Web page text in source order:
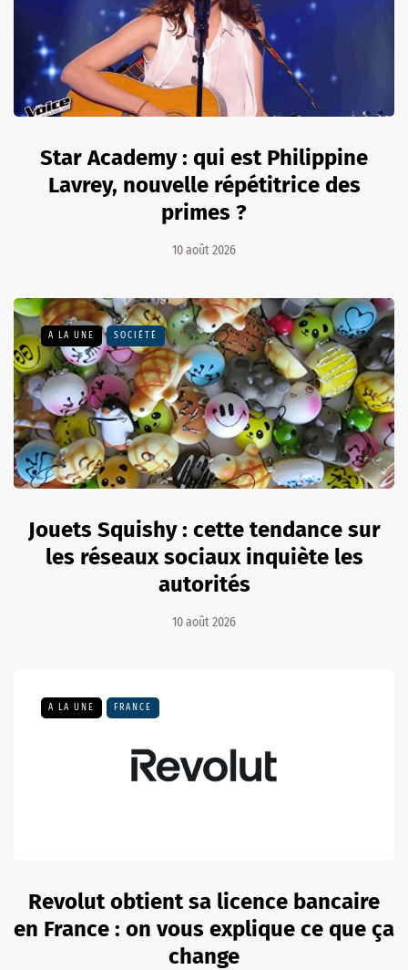
Star Academy : qui est Philippine
Lavrey, nouvelle répétitrice des
primes ?
10 août 2026
A LA UNE SOCIÉTÉ
Jouets Squishy : cette tendance sur
les réseaux sociaux inquiète les
autorités
10 août 2026
A LA UNE FRANCE
Revolut obtient sa licence bancaire
en France : on vous explique ce que ça
change